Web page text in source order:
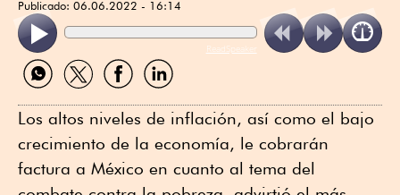
Publicado: 06.06.2022 - 16:14
ReadSpeaker
Compartir
por
Compartir
por
Compartir
por
Compartir
por
Los altos niveles de inflación, así como el bajo
crecimiento de la economía, le cobrarán
factura a México en cuanto al tema del